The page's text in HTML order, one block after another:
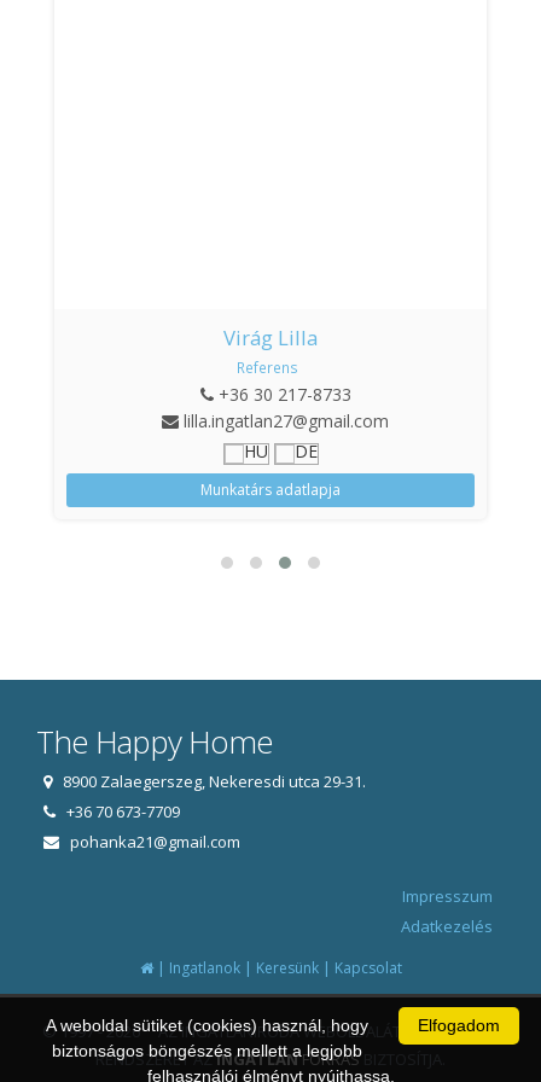
Virág Lilla
Referens
+36 30 217-8733
lilla.ingatlan27@gmail.com
Munkatárs adatlapja
The Happy Home
8900 Zalaegerszeg, Nekeresdi utca 29-31.
+36 70 673-7709
pohanka21@gmail.com
Impresszum
Adatkezelés
| Ingatlanok| Keresünk| Kapcsolat
© 1997 - 2026 AZ INGATLANIRODA WEBOLDALÁT ÉS ÜGYVITELI
RENDSZERÉT AZINGATLANFORRÁSBIZTOSÍTJA.
Elfogadom
A weboldal sütiket (cookies) használ, hogy
biztonságos böngészés mellett a legjobb
felhasználói élményt nyújthassa.